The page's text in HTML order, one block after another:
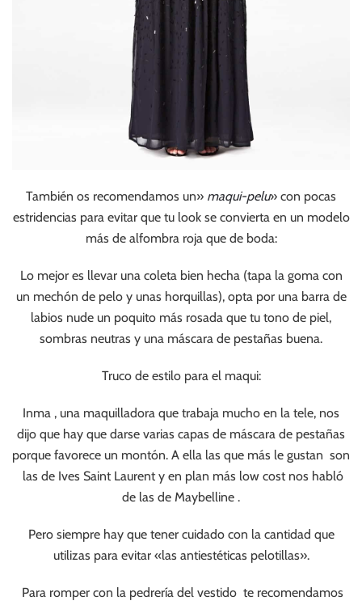
También os recomendamos un» maqui-pelu» con pocas
estridencias para evitar que tu look se convierta en un modelo
más de alfombra roja que de boda:
Lo mejor es llevar una coleta bien hecha (tapa la goma con
un mechón de pelo y unas horquillas), opta por una barra de
labios nude un poquito más rosada que tu tono de piel,
sombras neutras y una máscara de pestañas buena.
Truco de estilo para el maqui:
Inma , una maquilladora que trabaja mucho en la tele, nos
dijo que hay que darse varias capas de máscara de pestañas
porque favorece un montón. A ella las que más le gustan son
las de Ives Saint Laurent y en plan más low cost nos habló
de las de Maybelline .
Pero siempre hay que tener cuidado con la cantidad que
utilizas para evitar «las antiestéticas pelotillas».
Para romper con la pedrería del vestido te recomendamos